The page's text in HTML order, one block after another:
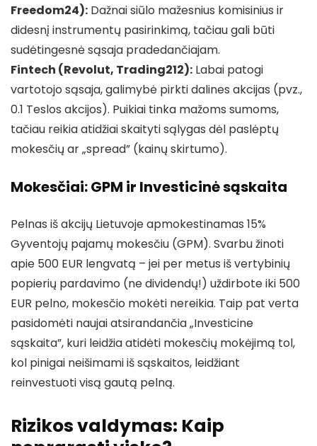
Freedom24): Dažnai siūlo mažesnius komisinius ir
didesnį instrumentų pasirinkimą, tačiau gali būti
sudėtingesnė sąsaja pradedančiajam.
Fintech (Revolut, Trading212): Labai patogi
vartotojo sąsaja, galimybė pirkti dalines akcijas (pvz.,
0.1 Teslos akcijos). Puikiai tinka mažoms sumoms,
tačiau reikia atidžiai skaityti sąlygas dėl paslėptų
mokesčių ar „spread” (kainų skirtumo).
Mokesčiai: GPM ir Investicinė sąskaita
Pelnas iš akcijų Lietuvoje apmokestinamas 15%
Gyventojų pajamų mokesčiu (GPM). Svarbu žinoti
apie 500 EUR lengvatą – jei per metus iš vertybinių
popierių pardavimo (ne dividendų!) uždirbote iki 500
EUR pelno, mokesčio mokėti nereikia. Taip pat verta
pasidomėti naujai atsirandančia „Investicine
sąskaita”, kuri leidžia atidėti mokesčių mokėjimą tol,
kol pinigai neišimami iš sąskaitos, leidžiant
reinvestuoti visą gautą pelną.
Rizikos valdymas: Kaip